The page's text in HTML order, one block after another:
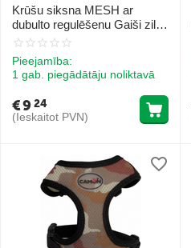
Krūšu siksna MESH ar
dubulto regulēšenu Gaiši zilā
XS
Pieejamība:
1 gab. piegādātāju noliktavā
€924
(Ieskaitot PVN)